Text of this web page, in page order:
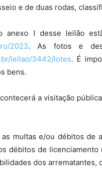
e de duas rodas,
I desse leilão
2023. As fotos e
leilao/3442/lotes. É
bens.
a visitação
multas e/ou débitos de
débitos de
dos arrematantes,